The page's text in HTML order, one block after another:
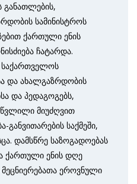
სამინისტროს
ქართული ენის
ჩატარდა.
საქართველოს
და ახალგაზრდობის
და პედაგოგებს,
მიუძღვით
განვითარების საქმეში,
დამსწრე საზოგადოებას
ქართული ენის დღე
ეროვნული